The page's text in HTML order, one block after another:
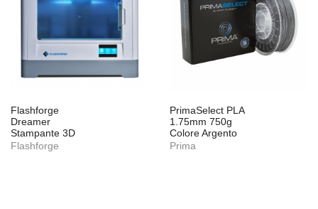
Flashforge
Dreamer
Stampante 3D
Flashforge
PrimaSelect PLA
1.75mm 750g
Colore Argento
Prima